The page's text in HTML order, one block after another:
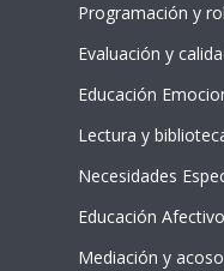
Programación y
Evaluación y
Educación
Lectura y
Necesidades
Educación
Mediación y